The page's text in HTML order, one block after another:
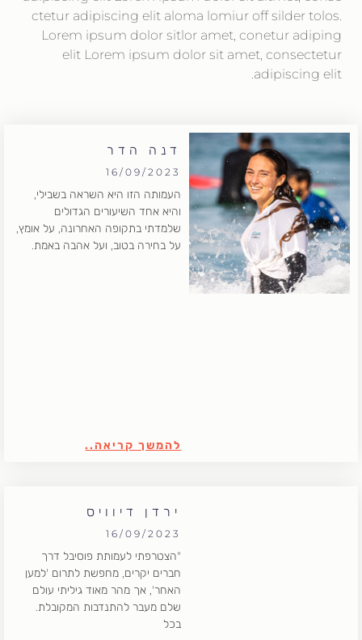
ctetur adipiscing elit aloma lomiur off silder tolos.
Lorem ipsum dolor sitlor amet, conetur adiping
elit Lorem ipsum dolor sit amet, consectetur
adipiscing elit.
דנה הדר
16/09/2023
העמותה הזו היא השראה בשבילי,
והיא אחד השיעורים הגדולים
שלמדתי בתקופה האחרונה, על אומץ,
על בחירה בטוב, ועל אהבה באמת.
להמשך קריאה..
ירדן דיוויס
16/09/2023
"הצטרפתי לעמותת פוסיבל דרך
חברים יקרים, מחפשת לתרום 'למען
האחר', אך מהר מאוד גיליתי עולם
שלם מעבר להתנדבות המקובלת.
בכל